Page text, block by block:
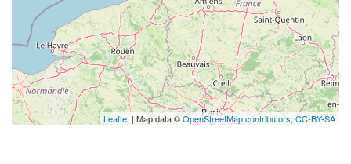
Leaflet | Map data ©OpenStreetMap contributors, CC-BY-SA